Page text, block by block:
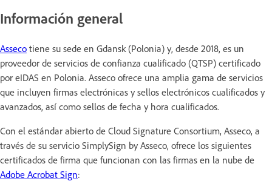
Información general
Asseco tiene su sede en Gdansk (Polonia) y, desde 2018, es un
proveedor de servicios de confianza cualificado (QTSP) certificado
por eIDAS en Polonia. Asseco ofrece una amplia gama de servicios
que incluyen firmas electrónicas y sellos electrónicos cualificados y
avanzados, así como sellos de fecha y hora cualificados.
Con el estándar abierto de Cloud Signature Consortium, Asseco, a
través de su servicio SimplySign by Asseco, ofrece los siguientes
certificados de firma que funcionan con las firmas en la nube de
Adobe Acrobat Sign: